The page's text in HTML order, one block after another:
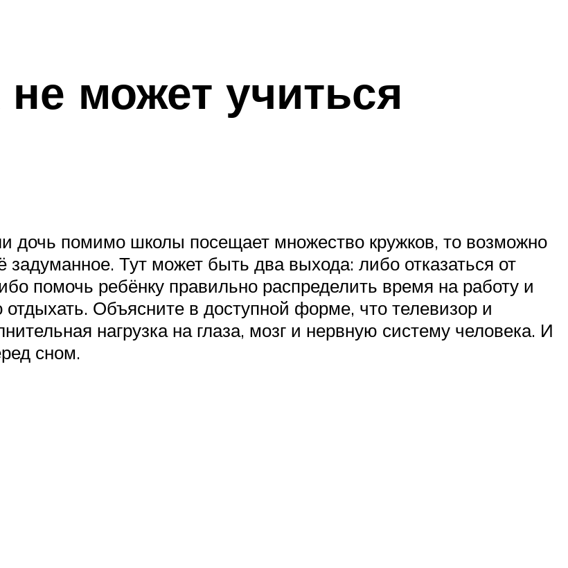
может учиться
дочь помимо школы посещает множество кружков, то возможно
задуманное. Тут может быть два выхода: либо отказаться от
помочь ребёнку правильно распределить время на работу и
Объясните в доступной форме, что телевизор и
нагрузка на глаза, мозг и нервную систему человека. И
сном.